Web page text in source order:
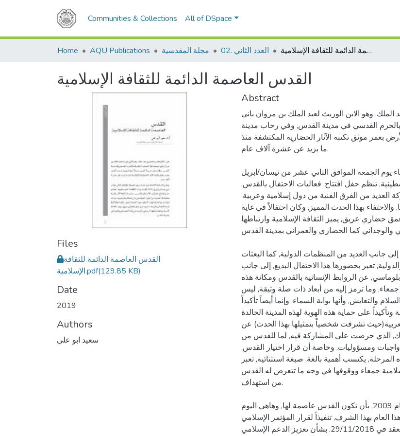
Communities & Collections All of DSpace
Home AQU Publications مجلة المقدسية 02. العدد الثاني القدس العاصمة الدائمة للثقافة الإسلامية
القدس العاصمة الدائمة للثقافة الإسلامية
Files
القدس العاصمة الدائمة للثقافة
الإسلامية.pdf(129.85 KB)
Date
2019
Authors
سعيد ابو علي
Abstract
وهو الابن الوريث لعبد الملك بن مروان باني
القدسي في مدينة القدس, وفي رحاب مدينة
بعمر موثق تكتبه الآثار الحضارية المكتشفة منذ
ما يزيد عن عشرة آلاف عام.
يوم الجمعة الموافق الثاني عشر من نيسان/ابريل
تنظم حفل افتتاح, فعاليات الاحتفال بالقدس,
العديد من الفرق الفنية من دول إسلامية وعربية.
بهذا الحدث المميز, وكان احتفالاً في غاية
حضاري عريق, يميز الثقافة الإسلامية وارتباطها
والوجداني كما الحضاري والعمراني بمدينة القدس.
جانب العديد من المنظمات الدولية, كما البعثات
تعبر بحضورها هذا الاحتفال البديع, إلى جانب
عن الروابط الإنسانية بالقدس ومكانة هذه
جمعاء, وما ترمز إليه من أبعاد ذات صلة وثيقة, ليس
والتعايش, وأنها بوابة السماء, وإنما أيضاً تأكيداً
وتأكيداً على حماية هذه الهوية لهذه المدينة الخالدة.
تشرفت شخصياً بتمثيلها بهذا الحدث) عن
الذي حرصت على المشاركة فيه, لما للقدس من
ومسؤوليات, وخاصة أن قرار اختيار القدس,
يكتسب أهمية بالغة, صبغة استثنائية, تعبر
جمعاء ووقوفها في وجه ما تتعرض له القدس
من استهداف.
لقد تشرفت الثقافة العربية العام 2009, بأن تكون القدس عاصمة لها, وهاهي اليوم
العام بهذا الشرف, تنفيذاً لقرار المؤتمر الإسلامي
الاستثنائي, لوزراء الثقافة المنعقد في 29/11/2018, بشأن تعزيز الدعم الإسلامي